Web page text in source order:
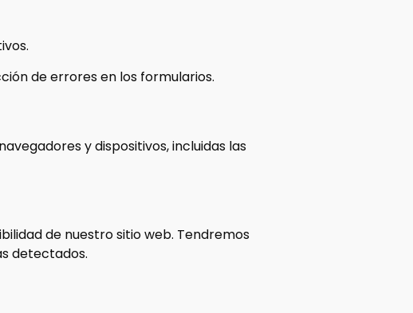
de errores en los formularios.
y dispositivos, incluidas las
de nuestro sitio web. Tendremos
detectados.